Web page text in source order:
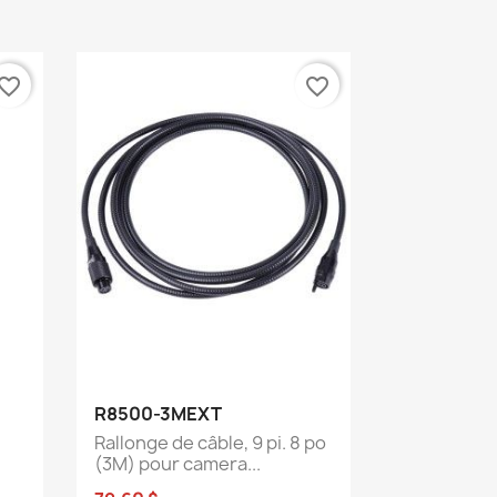
Aperçu rapide
R8500-3MEXT
Rallonge de câble, 9 pi. 8 po
(3M) pour camera...
favorite_border